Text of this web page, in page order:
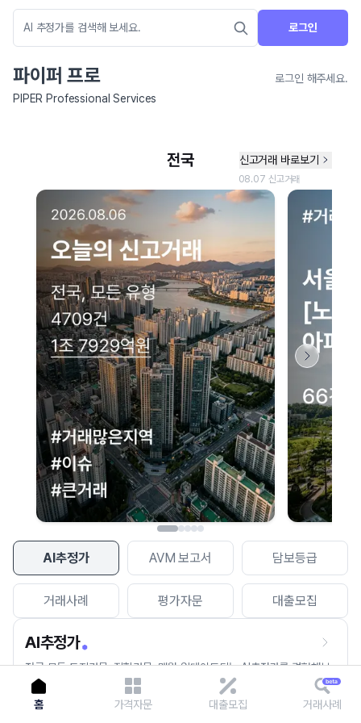
로그인
파이퍼 프로
로그인 해주세요.
PIPER Professional Services
AI추정가 AVM 보고서 담보등급
거래사례 평가자문 대출모집
AI추정가
전국 모든 토지건물, 집합건물, 매월 업데이트되는 AI추정가를 경험해보
세요.
네이버 지도 연결 안내
현재 네이버 지도 연결이 원활하지 않아 지도를 불러올 수 없습니다.
이용에 불편을 드려 죄송합니다.
다시 시도
홈 가격자문 대출모집 거래사례